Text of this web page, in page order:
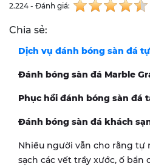
2.224 - Đánh giá:
Chia sẻ:
Dịch vụ đánh bóng sàn đá
Đánh bóng sàn đá Marble
Phục hồi đánh bóng sàn đá
Đánh bóng sàn đá khách
Nhiều người vẫn cho rằng tự
sạch các vết trầy xước, ố bẩn